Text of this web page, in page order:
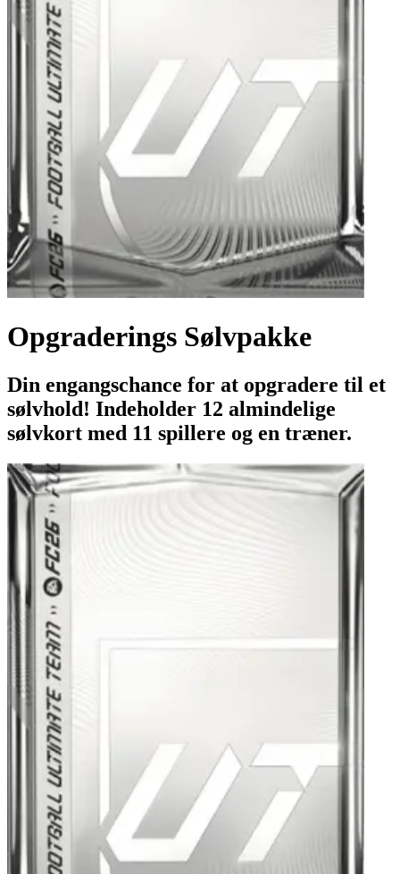
Opgraderings Sølvpakke
Din engangschance for at opgradere til et
sølvhold! Indeholder 12 almindelige
sølvkort med 11 spillere og en træner.